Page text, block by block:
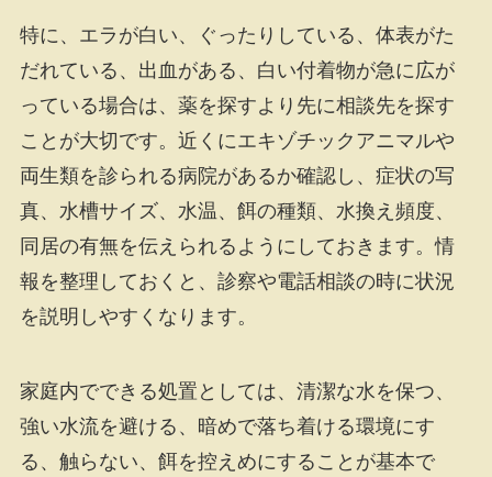
特に、エラが白い、ぐったりしている、体表がた
だれている、出血がある、白い付着物が急に広が
っている場合は、薬を探すより先に相談先を探す
ことが大切です。近くにエキゾチックアニマルや
両生類を診られる病院があるか確認し、症状の写
真、水槽サイズ、水温、餌の種類、水換え頻度、
同居の有無を伝えられるようにしておきます。情
報を整理しておくと、診察や電話相談の時に状況
を説明しやすくなります。
家庭内でできる処置としては、清潔な水を保つ、
強い水流を避ける、暗めで落ち着ける環境にす
る、触らない、餌を控えめにすることが基本で